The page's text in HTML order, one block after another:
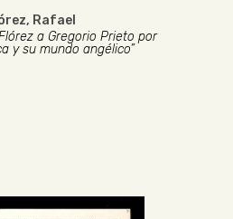
Rafael
a Gregorio Prieto por
y su mundo angélico”